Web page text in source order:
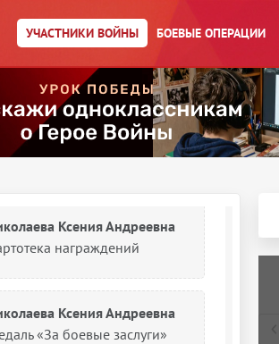
УЧАСТНИКИ ВОЙНЫ БОЕВЫЕ ОПЕРАЦИИ
о награждении
«За оборону
Ксения Андреевна
награждений
Ксения Андреевна
«За боевые заслуги»